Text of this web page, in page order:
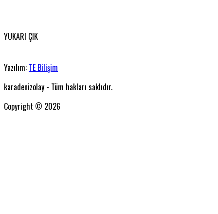
YUKARI ÇIK
Yazılım: TE Bilişim
karadenizolay - Tüm hakları saklıdır.
Copyright © 2026